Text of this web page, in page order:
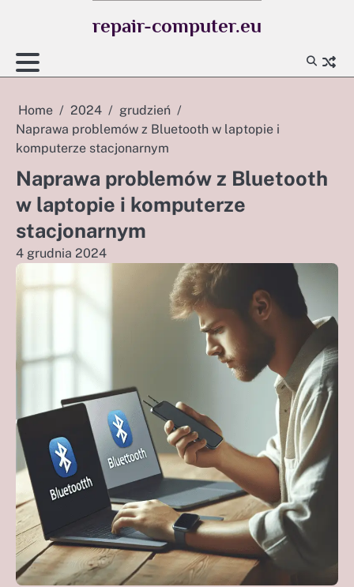
repair-computer.eu
Home 2024
grudzień
Naprawa problemów z Bluetooth w laptopie i
komputerze stacjonarnym
Naprawa problemów z Bluetooth
w laptopie i komputerze
stacjonarnym
4 grudnia 2024